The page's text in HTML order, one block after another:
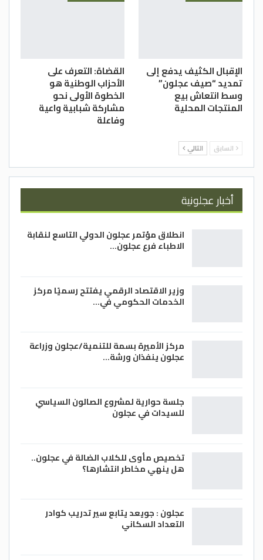
الإقبال الكثيف يدفع إلى
تمديد “صيف عجلون”
وسط انتعاش بيع
المنتجات المحلية
القضاة: التعرف على
الأحزاب الوطنية هو
الخطوة الأولى نحو
مشاركة شبابية واعية
وفاعلة
السابق التالي
أخبار عجلونية
انطلاق مؤتمر عجلون الدولي التاسع لنقابة
الاطباء فرع عجلون…
وزير الاقتصاد الرقمي يفتتح رسميًا مركز
الخدمات الحكومي في…
مركز الأميرة بسمة للتنمية/عجلون وزراعة
عجلون ينفذان ورشة…
جلسة حوارية لمشروع الصالون السياسي
للسيدات في عجلون
تخصيص مأوى للكلاب الضالة في عجلون..
هل ينهي مخاطر انتشارها؟
عجلون : جويعد يتابع سير تدريب كوادر
التعداد السكاني